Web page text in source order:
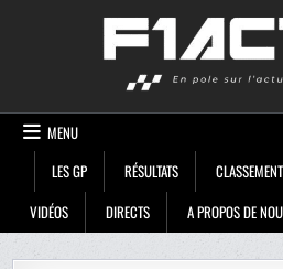
MENU
LES GP
RÉSULTATS CLASSEMENT
VIDÉOS
DIRECTS A PROPOS DE